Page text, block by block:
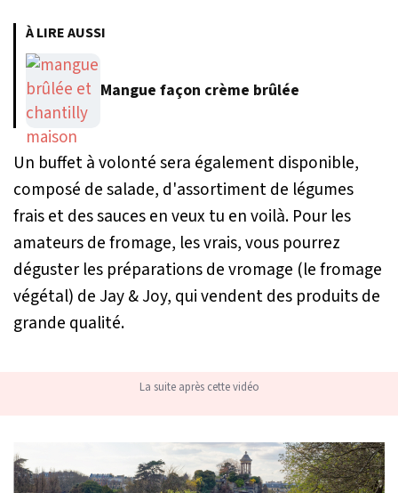
À LIRE AUSSI
Mangue façon crème brûlée
Un buffet à volonté sera également disponible,
composé de salade, d'assortiment de légumes
frais et des sauces en veux tu en voilà. Pour les
amateurs de fromage, les vrais, vous pourrez
déguster les préparations de vromage (le fromage
végétal) de Jay & Joy, qui vendent des produits de
grande qualité.
La suite après cette vidéo